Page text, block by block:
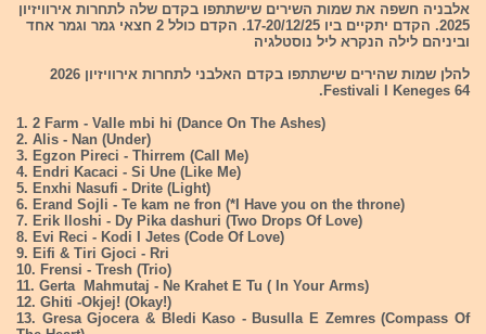
אלבניה חשפה את שמות השירים שישתתפו בקדם שלה לתחרות אירוויזיון
2025. הקדם יתקיים ביו 17-20/12/25. הקדם כולל 2 חצאי גמר וגמר אחד
וביניהם לילה הנקרא ליל נוסטלגיה
להלן שמות שהירים שישתתפו בקדם האלבני לתחרות אירוויזיון 2026
Festivali I Keneges 64.
1. 2 Farm - Valle mbi hi (Dance On The Ashes)
2. Alis - Nan (Under)
3. Egzon Pireci - Thirrem (Call Me)
4. Endri Kacaci - Si Une (Like Me)
5. Enxhi Nasufi - Drite (Light)
6. Erand Sojli - Te kam ne fron (*I Have you on the throne)
7. Erik lloshi - Dy Pika dashuri (Two Drops Of Love)
8. Evi Reci - Kodi I Jetes (Code Of Love)
9. Eifi & Tiri Gjoci - Rri
10. Frensi - Tresh (Trio)
11. Gerta Mahmutaj - Ne Krahet E Tu ( In Your Arms)
12. Ghiti -Okjej! (Okay!)
13. Gresa Gjocera & Bledi Kaso - Busulla E Zemres (Compass Of